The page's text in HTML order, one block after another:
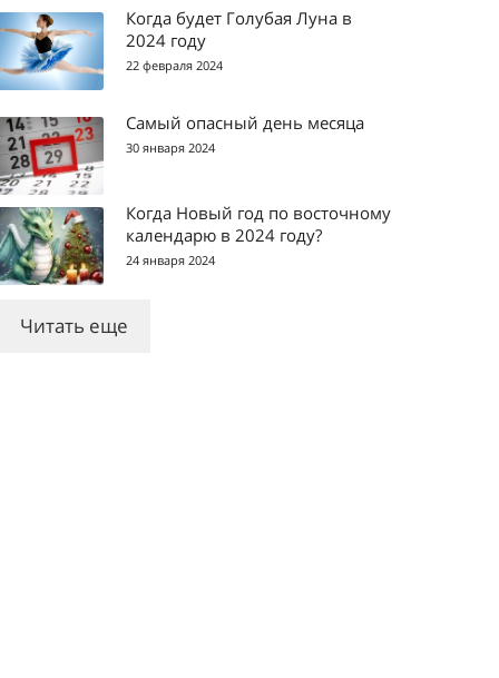
Когда будет Голубая Луна в
2024 году
22 февраля 2024
Самый опасный день месяца
30 января 2024
Когда Новый год по восточному
календарю в 2024 году?
24 января 2024
Читать еще